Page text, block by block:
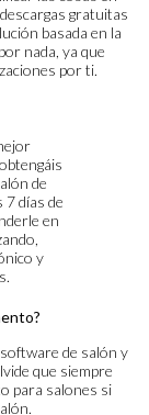
gratuitas
basada en la
nada, ya que
por ti.
de
7 días de
en
y
de salón y
que siempre
para salones si